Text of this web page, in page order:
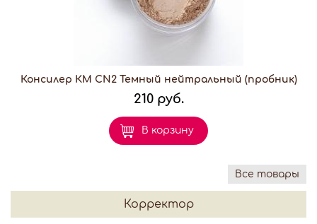
Консилер КМ CN2 Темный нейтральный (пробник)
210 руб.
В корзину
Все товары
Корректор